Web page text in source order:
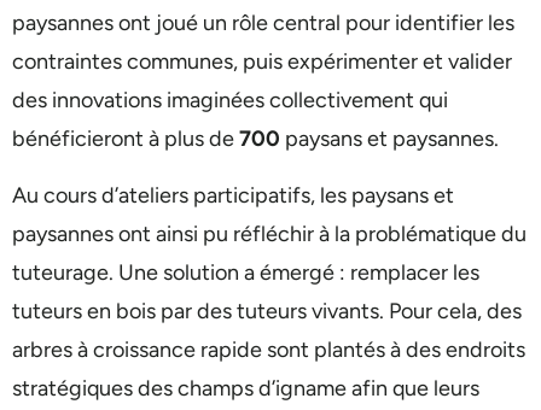
paysannes ont joué un rôle central pour identifier les
contraintes communes, puis expérimenter et valider
des innovations imaginées collectivement qui
bénéficieront à plus de700 paysans et paysannes.
Au cours d’ateliers participatifs, les paysans et
paysannes ont ainsi pu réfléchir à la problématique du
tuteurage. Une solution a émergé : remplacer les
tuteurs en bois par des tuteurs vivants. Pour cela, des
arbres à croissance rapide sont plantés à des endroits
stratégiques des champs d’igname afin que leurs